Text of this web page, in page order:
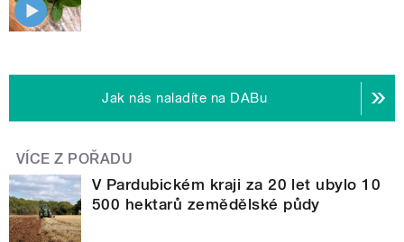
Jak nás naladíte na DABu
VÍCE Z POŘADU
V Pardubickém kraji za 20 let ubylo 10
500 hektarů zemědělské půdy